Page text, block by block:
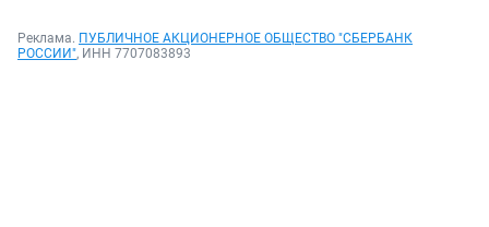
Реклама. ПУБЛИЧНОЕ АКЦИОНЕРНОЕ ОБЩЕСТВО "СБЕРБАНК
РОССИИ", ИНН 7707083893